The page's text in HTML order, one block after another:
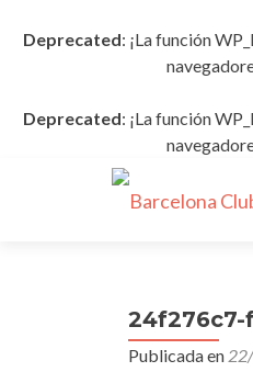
Deprecated: ¡La función
Deprecated: ¡La función
24f276c7-
Publicada en